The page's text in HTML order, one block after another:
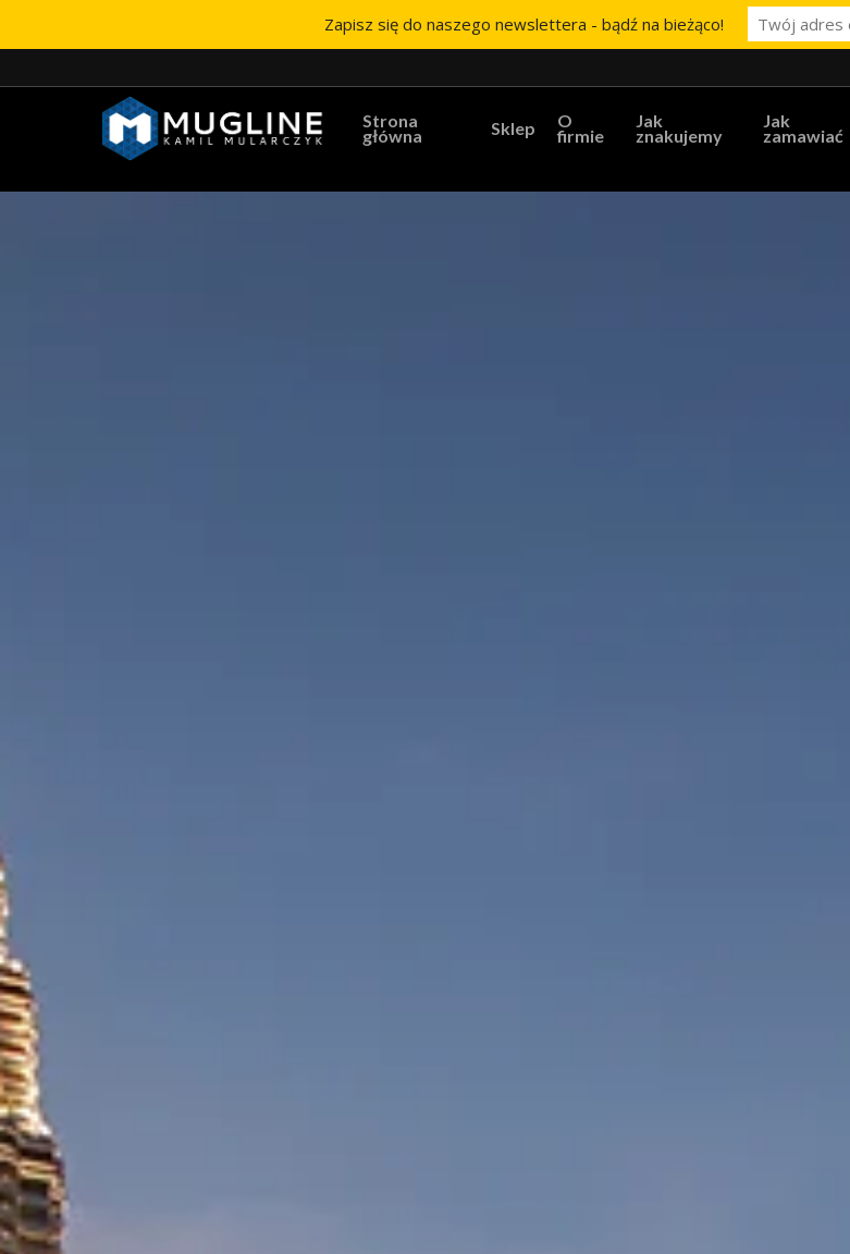
Strona
główna Sklep O
firmie
Jak
znakujemy
Jak
zamawiać
Zapisz się do naszego newslettera - bądź na bieżąco!